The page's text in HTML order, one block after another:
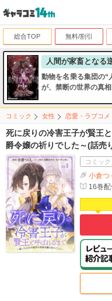
総合TOP 無料/割引
人間が家畜となる
動物を名乗る集団の“
が、禁断の世界の真相
コミック 女性 恋愛・ラブコメ
死に戻りの冷害王子が賢王
爵令嬢の祈りでした～(話売
コミック
小倉つ
16巻配